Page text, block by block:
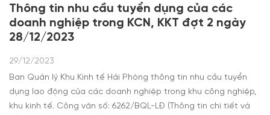
Thông tin nhu cầu tuyển dụng của các
doanh nghiệp trong KCN, KKT đợt 2 ngày
28/12/2023
29/12/2023
Ban Quản lý Khu Kinh tế Hải Phòng thông tin nhu cầu tuyển
dụng lao động của các doanh nghiệp trong khu công nghiệp,
khu kinh tế. Công văn số: 6262/BQL-LĐ (Thông tin chi tiết và